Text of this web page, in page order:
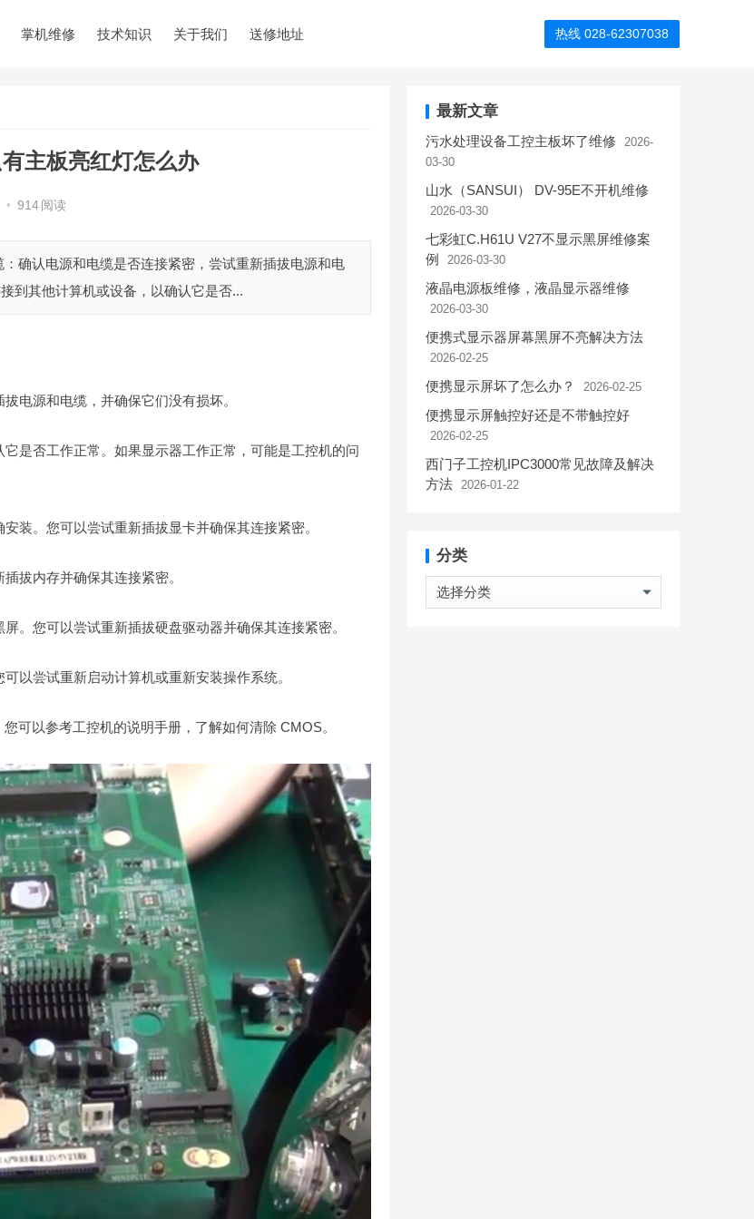
掌机维修 技术知识 关于我们 送修地址 热线 028-62307038
主板亮红灯怎么办
• 914 阅读
确认电源和电缆是否连接紧密，尝试重新插拔电源和电
到其他计算机或设备，以确认它是否...
电源和电缆，并确保它们没有损坏。
是否工作正常。如果显示器工作正常，可能是工控机的问
装。您可以尝试重新插拔显卡并确保其连接紧密。
拔内存并确保其连接紧密。
。您可以尝试重新插拔硬盘驱动器并确保其连接紧密。
以尝试重新启动计算机或重新安装操作系统。
可以参考工控机的说明手册，了解如何清除 CMOS。
最新文章
污水处理设备工控主板坏了维修
2026-
03-30
山水（SANSUI） DV-95E不开机维修
2026-03-30
七彩虹C.H61U V27不显示黑屏维修案
例
2026-03-30
液晶电源板维修，液晶显示器维修
2026-03-30
便携式显示器屏幕黑屏不亮解决方法
2026-02-25
便携显示屏坏了怎么办？ 2026-02-25
便携显示屏触控好还是不带触控好
2026-02-25
西门子工控机IPC3000常见故障及解决
方法 2026-01-22
分类
分
类